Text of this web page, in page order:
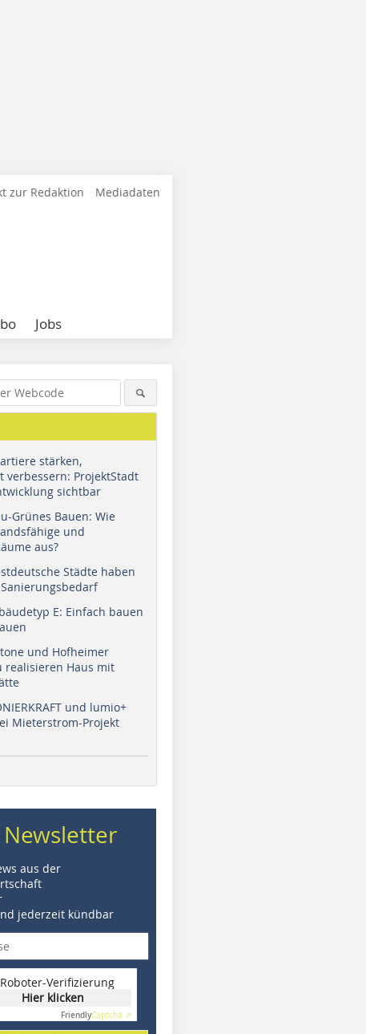
zur Redaktion Mediadaten
Jobs
stärken,
verbessern: ProjektStadt
sichtbar
Grünes Bauen: Wie
und
aus?
Städte haben
E: Einfach bauen
und Hofheimer
realisieren Haus mit
und lumio+
Mieterstrom-Projekt
Newsletter
aus der
jederzeit kündbar
Verifizierung
Hier klicken
FriendlyCaptcha ⇗